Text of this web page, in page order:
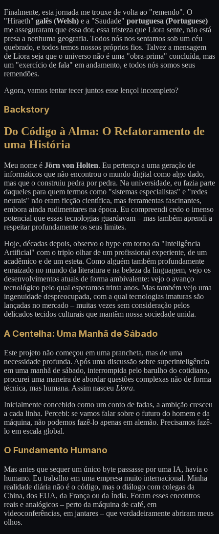
Finalmente, esta jornada me trouxe de volta ao "remendo". O
"Hiraeth" galês (Welsh) e a "Saudade" portuguesa (Portuguese)
me asseguraram que essa dor, essa tristeza que Liora sente, não está
presa a nenhuma geografia. Todos nós nos sentamos sob um céu
quebrado, e todos temos nossos próprios fios. Talvez a mensagem
de Liora seja que o universo não é uma "obra-prima" concluída, mas
um "exercício de fala" em andamento, e todos nós somos seus
remendões.
Agora, vamos tentar tecer juntos esse lençol incompleto?
Backstory
Do Código à Alma: O Refatoramento de
uma História
Meu nome é Jörn von Holten. Eu pertenço a uma geração de
informáticos que não encontrou o mundo digital como algo dado,
mas que o construiu pedra por pedra. Na universidade, eu fazia parte
daqueles para quem termos como "sistemas especialistas" e "redes
neurais" não eram ficção científica, mas ferramentas fascinantes,
embora ainda rudimentares na época. Eu compreendi cedo o imenso
potencial que essas tecnologias guardavam – mas também aprendi a
respeitar profundamente os seus limites.
Hoje, décadas depois, observo o hype em torno da "Inteligência
Artificial" com o triplo olhar de um profissional experiente, de um
acadêmico e de um esteta. Como alguém também profundamente
enraizado no mundo da literatura e na beleza da linguagem, vejo os
desenvolvimentos atuais de forma ambivalente: vejo o avanço
tecnológico pelo qual esperamos trinta anos. Mas também vejo uma
ingenuidade despreocupada, com a qual tecnologias imaturas são
lançadas no mercado – muitas vezes sem consideração pelos
delicados tecidos culturais que mantêm nossa sociedade unida.
A Centelha: Uma Manhã de Sábado
Este projeto não começou em uma prancheta, mas de uma
necessidade profunda. Após uma discussão sobre superinteligência
em uma manhã de sábado, interrompida pelo barulho do cotidiano,
procurei uma maneira de abordar questões complexas não de forma
técnica, mas humana. Assim nasceu Liora.
Inicialmente concebido como um conto de fadas, a ambição cresceu
a cada linha. Percebi: se vamos falar sobre o futuro do homem e da
máquina, não podemos fazê-lo apenas em alemão. Precisamos fazê-
lo em escala global.
O Fundamento Humano
Mas antes que sequer um único byte passasse por uma IA, havia o
humano. Eu trabalho em uma empresa muito internacional. Minha
realidade diária não é o código, mas o diálogo com colegas da
China, dos EUA, da França ou da Índia. Foram esses encontros
reais e analógicos – perto da máquina de café, em
videoconferências, em jantares – que verdadeiramente abriram meus
olhos.